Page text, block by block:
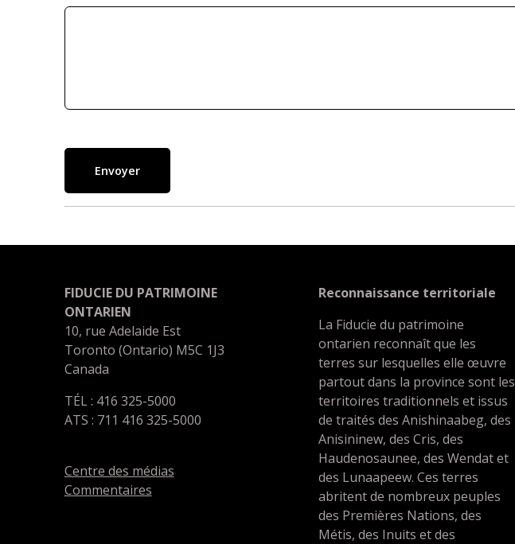
Envoyer
FIDUCIE DU PATRIMOINE
ONTARIEN
10, rue Adelaide Est
Toronto (Ontario) M5C 1J3
Canada
TÉL : 416 325-5000
ATS : 711 416 325-5000
Centre des médias
Commentaires
Reconnaissance territoriale
La Fiducie du patrimoine
ontarien reconnaît que les
terres sur lesquelles elle œuvre
partout dans la province sont les
territoires traditionnels et issus
de traités des Anishinaabeg, des
Anisininew, des Cris, des
Haudenosaunee, des Wendat et
des Lunaapeew. Ces terres
abritent de nombreux peuples
des Premières Nations, des
Métis, des Inuits et des